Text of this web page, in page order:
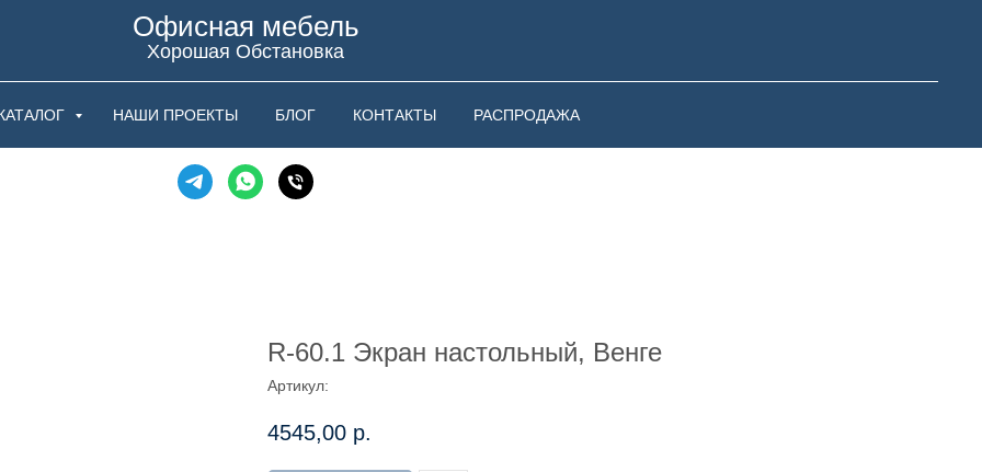
Офисная мебель
Хорошая Обстановка
НАШИ ПРОЕКТЫ БЛОГ КОНТАКТЫ РАСПРОДАЖА
R-60.1 Экран настольный, Венге
Артикул:
4545,00 р.